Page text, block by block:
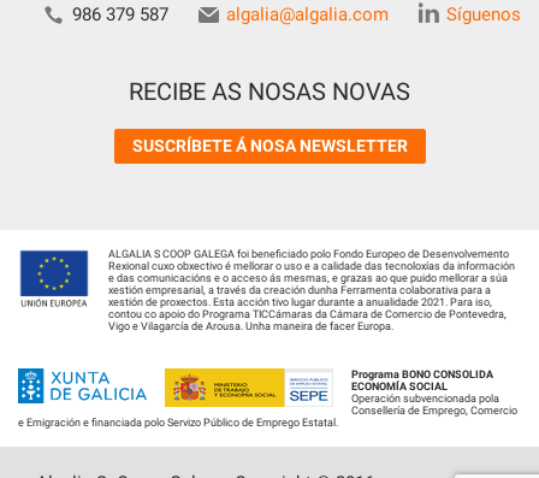
986 379 587 algalia@algalia.com Síguenos
RECIBE AS NOSAS NOVAS
SUSCRÍBETE Á NOSA NEWSLETTER
ALGALIA S COOP GALEGA foi beneficiado polo Fondo Europeo de Desenvolvemento
Rexional cuxo obxectivo é mellorar o uso e a calidade das tecnoloxías da información
e das comunicacións e o acceso ás mesmas, e grazas ao que puido mellorar a súa
xestión empresarial, a través da creación dunha Ferramenta colaborativa para a
xestión de proxectos. Esta acción tivo lugar durante a anualidade 2021. Para iso,
contou co apoio do Programa TICCámaras da Cámara de Comercio de Pontevedra,
Vigo e Vilagarcía de Arousa. Unha maneira de facer Europa.
Programa BONO CONSOLIDA
ECONOMÍA SOCIAL
Operación subvencionada pola
Consellería de Emprego, Comercio
e Emigración e financiada polo Servizo Público de Emprego Estatal.